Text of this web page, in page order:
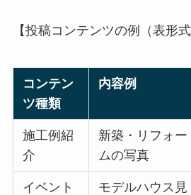
【投稿コンテンツの例（表形式
コンテン
ツ種類
内容例
施工例紹
介
新築・リフォー
ムの写真
イベント
モデルハウス見